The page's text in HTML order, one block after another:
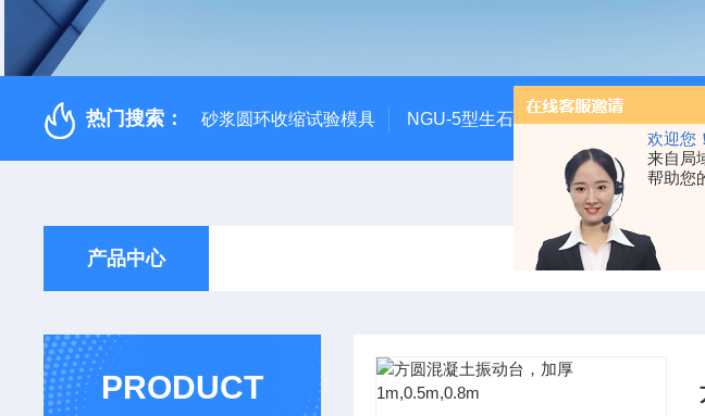
欢迎您！
来自局
帮助您
热门搜索： 砂浆圆环收缩试验模具 NGU-5型生石灰消化器（保温带盖消化
产品中心
PRODUCT